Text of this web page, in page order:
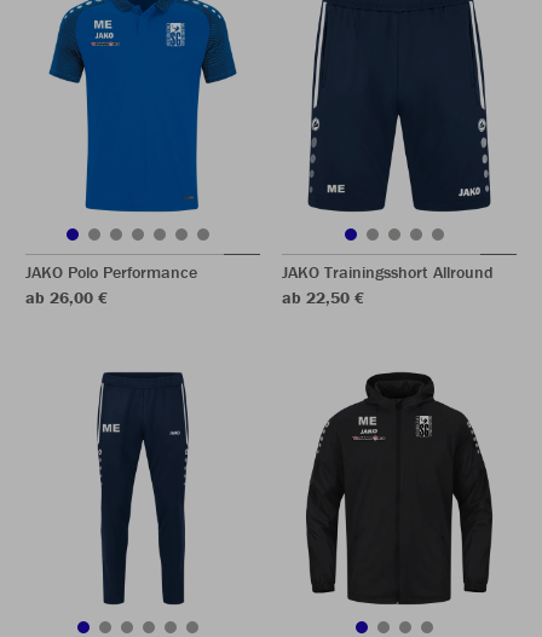
JAKO Polo Performance
ab 26,00 €
JAKO Trainingsshort Allround
ab 22,50 €